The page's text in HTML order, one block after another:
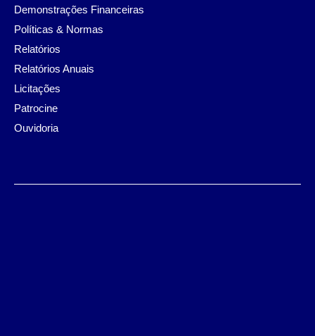
Demonstrações Financeiras
Políticas & Normas
Relatórios
Relatórios Anuais
Licitações
Patrocine
Ouvidoria